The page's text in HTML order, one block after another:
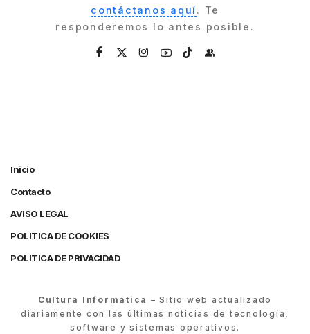
contáctanos aquí. Te
responderemos lo antes posible.
Inicio
Contacto
AVISO LEGAL
POLITICA DE COOKIES
POLITICA DE PRIVACIDAD
Cultura Informática – Sitio web actualizado
diariamente con las últimas noticias de tecnología,
software y sistemas operativos.